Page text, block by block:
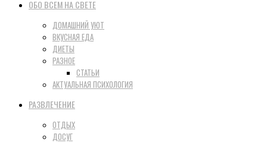
ОБО ВСЕМ НА СВЕТЕ
ДОМАШНИЙ УЮТ
ВКУСНАЯ ЕДА
ДИЕТЫ
РАЗНОЕ
СТАТЬИ
АКТУАЛЬНАЯ ПСИХОЛОГИЯ
РАЗВЛЕЧЕНИЕ
ОТДЫХ
ДОСУГ